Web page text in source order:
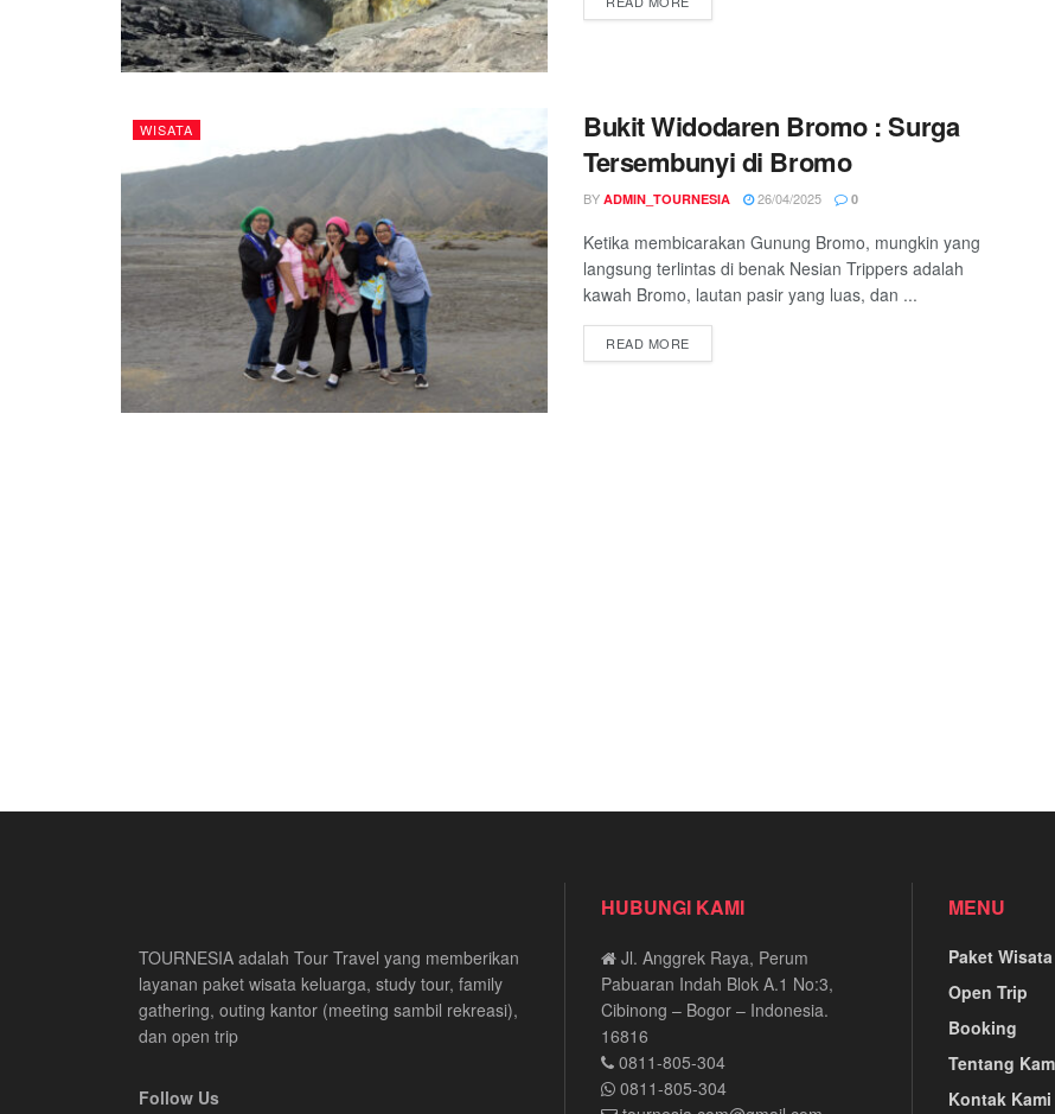
WISATA
Bukit Widodaren Bromo : Surga
Tersembunyi di Bromo
BY ADMIN_TOURNESIA 26/04/2025 0
Ketika membicarakan Gunung Bromo, mungkin yang
langsung terlintas di benak Nesian Trippers adalah
kawah Bromo, lautan pasir yang luas, dan ...
READ MORE
TOURNESIA adalah Tour Travel yang memberikan
layanan paket wisata keluarga, study tour, family
gathering, outing kantor (meeting sambil rekreasi),
dan open trip
Follow Us
HUBUNGI KAMI
Jl. Anggrek Raya, Perum
Pabuaran Indah Blok A.1 No:3,
Cibinong – Bogor – Indonesia.
16816
0811-805-304
0811-805-304
MENU
Paket Wisata
Open Trip
Booking
Tentang
Kontak Kami